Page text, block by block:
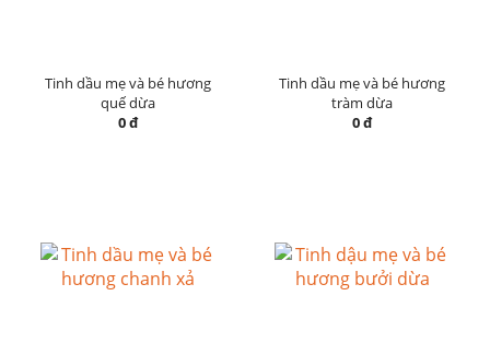
Tinh dầu mẹ và bé hương
quế dừa
0 đ
Tinh dầu mẹ và bé hương
tràm dừa
0 đ